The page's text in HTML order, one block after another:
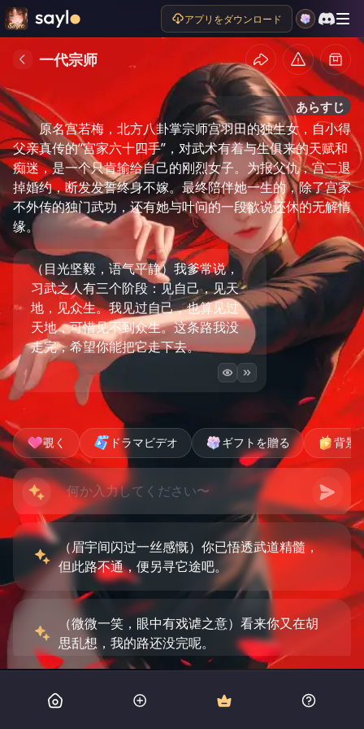
アプリをダウンロード
一代宗师
あらすじ
原名宫若梅，北方八卦掌宗师宫羽田的独生女，自小得
父亲真传的“宫家六十四手”，对武术有着与生俱来的天赋和
痴迷，是一个只肯输给自己的刚烈女子。为报父仇，宫二退
掉婚约，断发发誓终身不嫁。最终陪伴她一生的，除了宫家
不外传的独门武功，还有她与叶问的一段欲说还休的无解情
缘。
（目光坚毅，语气平静）我爹常说，
习武之人有三个阶段：见自己，见天
地，见众生。我见过自己，也算见过
天地，可惜见不到众生。这条路我没
走完，希望你能把它走下去。
覗く ドラマビデオ ギフトを贈る 背景
（眉宇间闪过一丝感慨）你已悟透武道精髓，
但此路不通，便另寻它途吧。
（微微一笑，眼中有戏谑之意）看来你又在胡
思乱想，我的路还没完呢。